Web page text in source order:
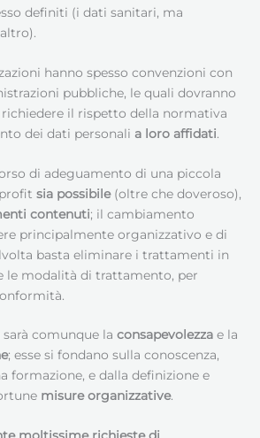
definiti (i dati sanitari, ma
hanno spesso convenzioni con
pubbliche, le quali dovranno
il rispetto della normativa
dei dati personali a loro affidati.
di adeguamento di una piccola
sia possibile(oltre che doveroso),
contenuti; il cambiamento
principalmente organizzativo e di
basta eliminare i trattamenti in
le modalità di trattamento, per
sarà comunque la consapevolezza e la
; esse si fondano sulla conoscenza,
formazione, e dalla definizione e
misure organizzative.